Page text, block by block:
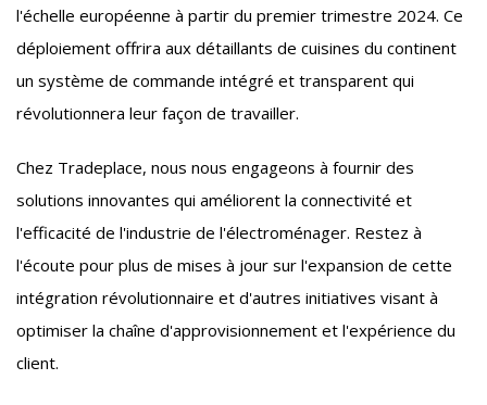
l'échelle européenne à partir du premier trimestre 2024. Ce
déploiement offrira aux détaillants de cuisines du continent
un système de commande intégré et transparent qui
révolutionnera leur façon de travailler.
Chez Tradeplace, nous nous engageons à fournir des
solutions innovantes qui améliorent la connectivité et
l'efficacité de l'industrie de l'électroménager. Restez à
l'écoute pour plus de mises à jour sur l'expansion de cette
intégration révolutionnaire et d'autres initiatives visant à
optimiser la chaîne d'approvisionnement et l'expérience du
client.